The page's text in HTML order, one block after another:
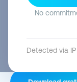
Wat zijn de
No
Detected via